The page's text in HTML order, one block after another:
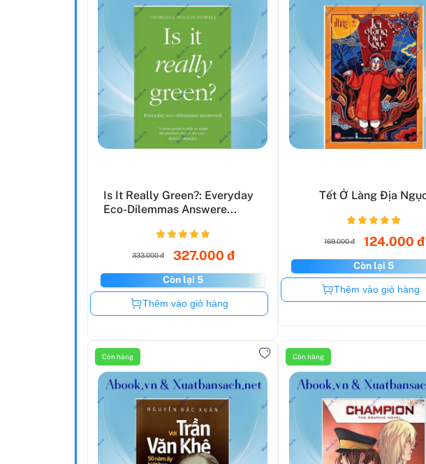
Is It Really Green?: Everyday
Eco-Dilemmas Answere...
333.000 đ 327.000 đ
Còn lại 5
Còn hàng
Thêm vào giỏ hàng
Tết Ở Làng Địa
169.000 đ 124.000 đ
Còn lại 5
Còn hàng
Thêm vào giỏ hàng
Còn hàng Còn hàng